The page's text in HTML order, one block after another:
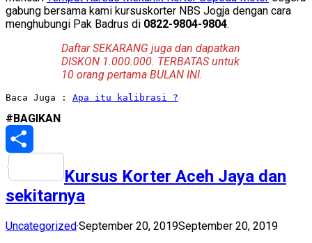
gabung bersama kami kursuskorter NBS Jogja dengan cara
menghubungi Pak Badrus di 0822-9804-9804.
Daftar SEKARANG juga dan dapatkan
DISKON 1.000.000. TERBATAS untuk
10 orang pertama BULAN INI.
Baca Juga : Apa itu kalibrasi ?
#BAGIKAN
Kursus Korter Aceh Jaya dan
sekitarnya
Uncategorized·September 20, 2019September 20, 2019